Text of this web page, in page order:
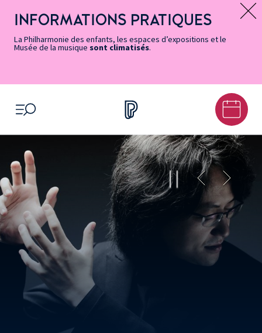
page
Accessibilité
accès
rapides
principal
contenu
principal
page
Message d’information
INFORMATIONS PRATIQUES
La Philharmonie des enfants, les espaces d’expositions et le
Musée de la musique sont climatisés.
OUVRIR LE MENU